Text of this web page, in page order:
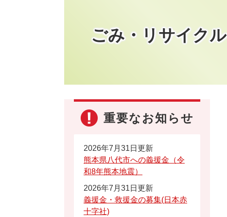
ごみ・リサイクル
重要なお知らせ
2026年7月31日更新
熊本県八代市への義援金（令
和8年熊本地震）
2026年7月31日更新
義援金・救援金の募集(日本赤
十字社)